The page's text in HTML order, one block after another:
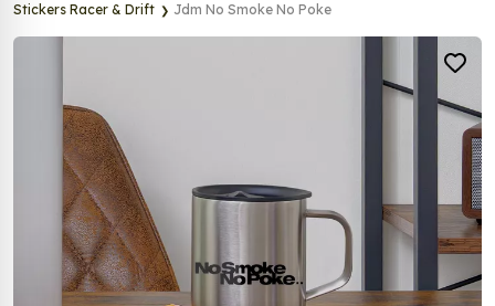
Stickers Racer & Drift
Jdm No Smoke No Poke